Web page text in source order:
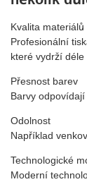
Kvalita materiálů
Profesionální
které vydrží
Přesnost barev
Barvy
Odolnost
Například
Technologické
Moderní